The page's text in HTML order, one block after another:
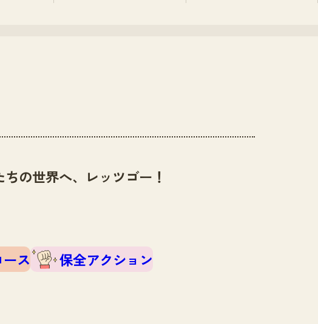
の世界へ、レッツゴー！
ス
保全アクション